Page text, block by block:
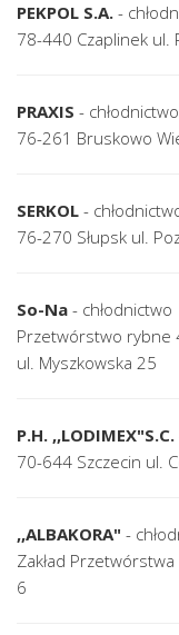
PEKPOL S.A. -
78-440 Czaplinek ul.
PRAXIS - chłodnictwo
76-261 Bruskowo
SERKOL -
76-270 Słupsk ul.
So-Na - chłodnictwo
Przetwórstwo rybne
ul. Myszkowska 25
P.H. ,,LODIMEX"S.C.
70-644 Szczecin ul.
,,ALBAKORA" -
Zakład
6